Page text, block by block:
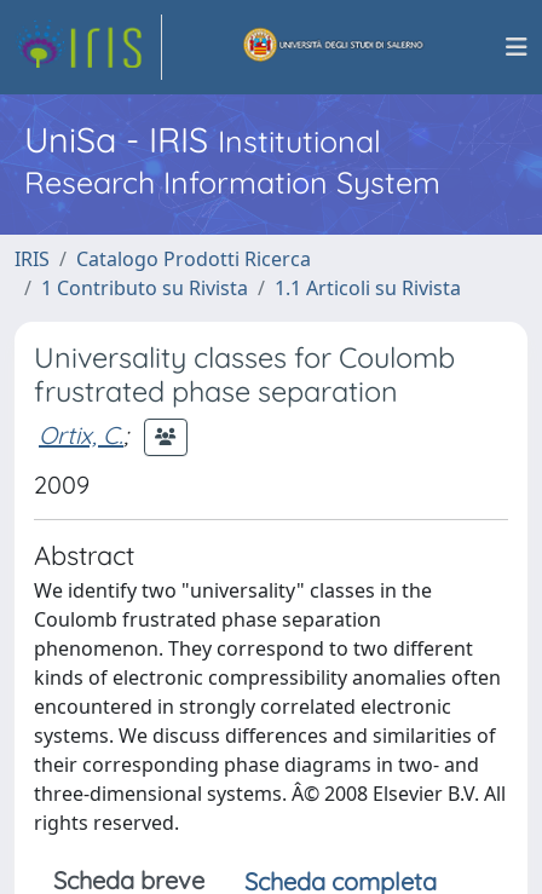
UniSa - IRISInstitutional
Research Information System
IRIS
Catalogo Prodotti Ricerca
1 Contributo su Rivista
1.1 Articoli su Rivista
Universality classes for Coulomb
frustrated phase separation
Ortix, C.;
2009
Abstract
We identify two "universality" classes in the
Coulomb frustrated phase separation
phenomenon. They correspond to two different
kinds of electronic compressibility anomalies often
encountered in strongly correlated electronic
systems. We discuss differences and similarities of
their corresponding phase diagrams in two- and
three-dimensional systems. Â© 2008 Elsevier B.V. All
rights reserved.
Scheda breve
Scheda completa